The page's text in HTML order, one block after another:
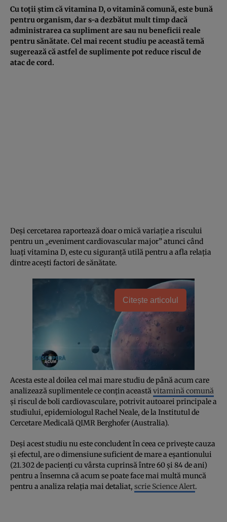
Cu toții știm că vitamina D, o vitamină comună, este bună
pentru organism, dar s-a dezbătut mult timp dacă
administrarea ca supliment are sau nu beneficii reale
pentru sănătate. Cel mai recent studiu pe această temă
sugerează că astfel de suplimente pot reduce riscul de
atac de cord.
Deși cercetarea raportează doar o mică variație a riscului
pentru un „eveniment cardiovascular major” atunci când
luați vitamina D, este cu siguranță utilă pentru a afla relația
dintre acești factori de sănătate.
Citește articolul
Acesta este al doilea cel mai mare studiu de până acum care
analizează suplimentele ce conțin aceastăvitamină comună
și riscul de boli cardiovasculare, potrivit autoarei principale a
studiului, epidemiologul Rachel Neale, de la Institutul de
Cercetare Medicală QIMR Berghofer (Australia).
Deși acest studiu nu este concludent în ceea ce privește cauza
și efectul, are o dimensiune suficient de mare a eșantionului
(21.302 de pacienți cu vârsta cuprinsă între 60 și 84 de ani)
pentru a însemna că acum se poate face mai multă muncă
pentru a analiza relația mai detaliat, scrie Science Alert.